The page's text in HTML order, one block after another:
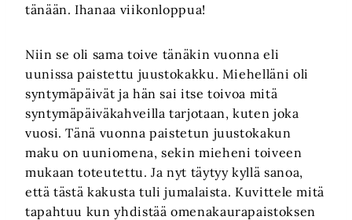
tänään. Ihanaa viikonloppua!
Niin se oli sama toive tänäkin vuonna eli
uunissa paistettu juustokakku. Miehelläni oli
syntymäpäivät ja hän sai itse toivoa mitä
syntymäpäiväkahveilla tarjotaan, kuten joka
vuosi. Tänä vuonna paistetun juustokakun
maku on uuniomena, sekin mieheni toiveen
mukaan toteutettu. Ja nyt täytyy kyllä sanoa,
että tästä kakusta tuli jumalaista. Kuvittele mitä
tapahtuu kun yhdistää omenakaurapaistoksen